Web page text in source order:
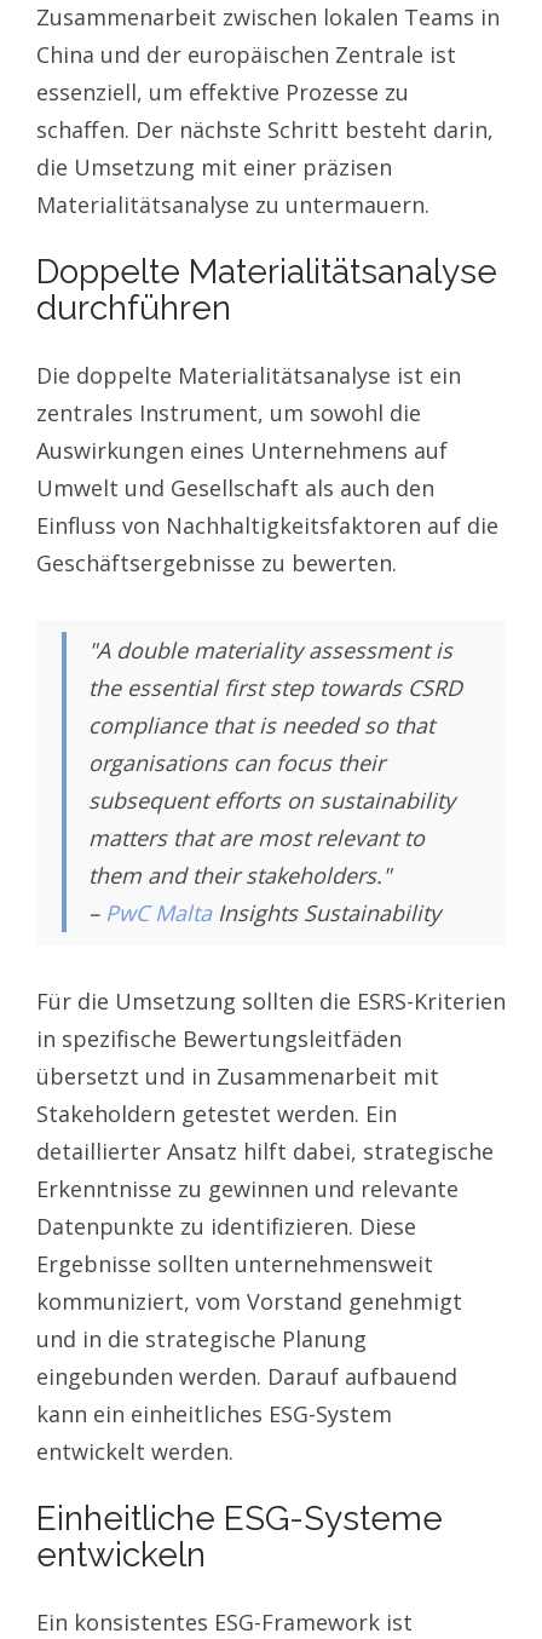
Zusammenarbeit zwischen lokalen Teams in
China und der europäischen Zentrale ist
essenziell, um effektive Prozesse zu
schaffen. Der nächste Schritt besteht darin,
die Umsetzung mit einer präzisen
Materialitätsanalyse zu untermauern.
Doppelte Materialitätsanalyse
durchführen
Die doppelte Materialitätsanalyse ist ein
zentrales Instrument, um sowohl die
Auswirkungen eines Unternehmens auf
Umwelt und Gesellschaft als auch den
Einfluss von Nachhaltigkeitsfaktoren auf die
Geschäftsergebnisse zu bewerten.
"A double materiality assessment is
the essential first step towards CSRD
compliance that is needed so that
organisations can focus their
subsequent efforts on sustainability
matters that are most relevant to
them and their stakeholders."
– PwC MaltaInsights Sustainability
Für die Umsetzung sollten die ESRS-Kriterien
in spezifische Bewertungsleitfäden
übersetzt und in Zusammenarbeit mit
Stakeholdern getestet werden. Ein
detaillierter Ansatz hilft dabei, strategische
Erkenntnisse zu gewinnen und relevante
Datenpunkte zu identifizieren. Diese
Ergebnisse sollten unternehmensweit
kommuniziert, vom Vorstand genehmigt
und in die strategische Planung
eingebunden werden. Darauf aufbauend
kann ein einheitliches ESG-System
entwickelt werden.
Einheitliche ESG-Systeme
entwickeln
Ein konsistentes ESG-Framework ist